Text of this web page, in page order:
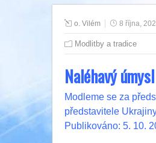
o. Vilém 8 října,
Modlitby a tradice
Naléhavý
Modleme se za
představitele
Publikováno: 5. 10.